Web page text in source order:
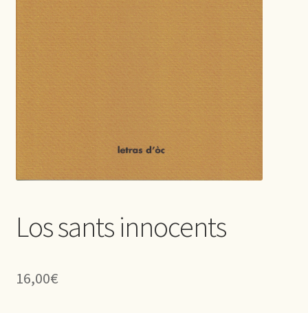
Los sants innocents
16,00€